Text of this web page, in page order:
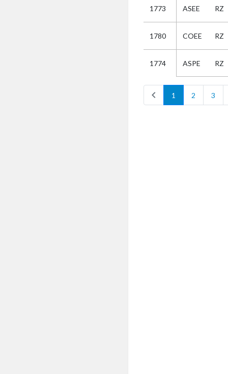
1773 ASEE RZ
1780 COEE RZ
1774 ASPE RZ
chevron_left 1 2 3